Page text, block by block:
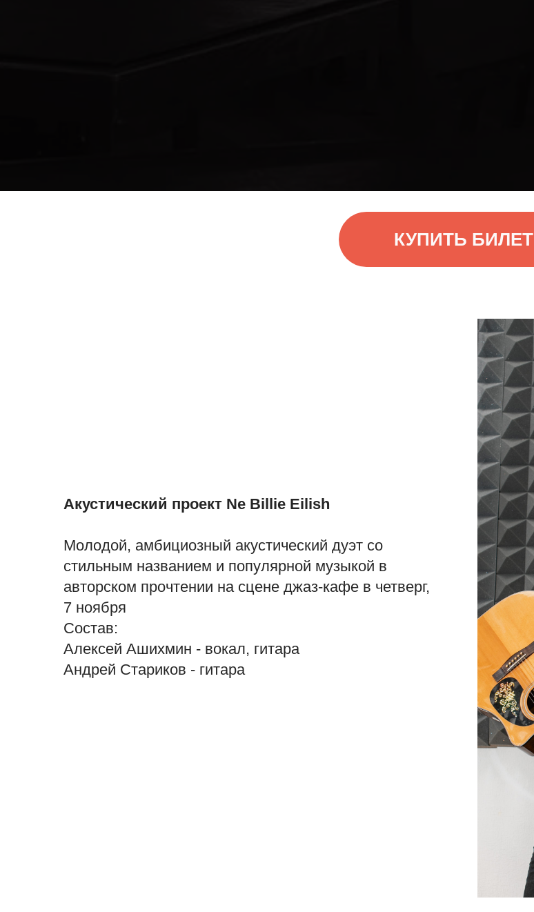
КУПИТЬ БИЛЕТ
Акустический проект Ne Billie Eilish
Молодой, амбициозный акустический дуэт со
стильным названием и популярной музыкой в
авторском прочтении на сцене джаз-кафе в четверг,
7 ноября
Состав:
Алексей Ашихмин - вокал, гитара
Андрей Стариков - гитара